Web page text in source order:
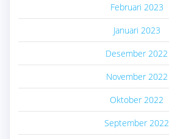
Februari 2023
Januari 2023
Desember 2022
November 2022
Oktober 2022
September 2022